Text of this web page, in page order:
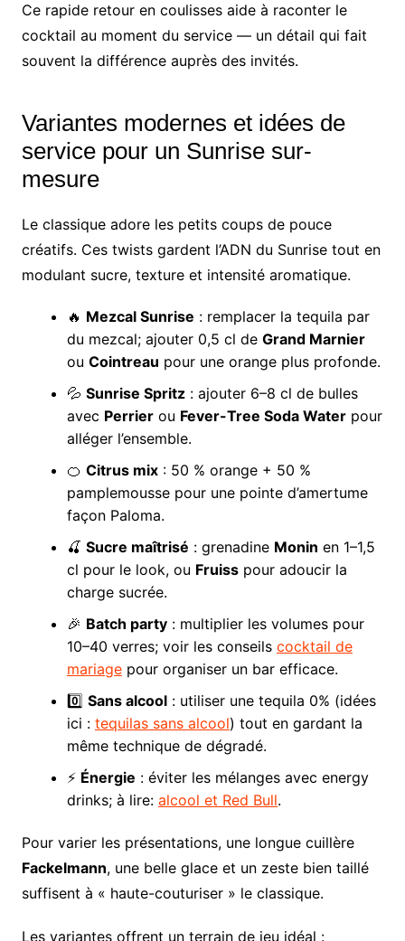
Ce rapide retour en coulisses aide à raconter le
cocktail au moment du service — un détail qui fait
souvent la différence auprès des invités.
Variantes modernes et idées de
service pour un Sunrise sur-
mesure
Le classique adore les petits coups de pouce
créatifs. Ces twists gardent l’ADN du Sunrise tout en
modulant sucre, texture et intensité aromatique.
🔥 Mezcal Sunrise : remplacer la tequila par
du mezcal; ajouter 0,5 cl de Grand Marnier
ou Cointreau pour une orange plus profonde.
💦 Sunrise Spritz: ajouter 6–8 cl de bulles
avec Perrierou Fever-Tree Soda Waterpour
alléger l’ensemble.
🍊 Citrus mix: 50 % orange + 50 %
pamplemousse pour une pointe d’amertume
façon Paloma.
🍒 Sucre maîtrisé : grenadine Monin en 1–1,5
cl pour le look, ou Fruisspour adoucir la
charge sucrée.
🎉 Batch party: multiplier les volumes pour
10–40 verres; voir les conseils cocktail de
mariagepour organiser un bar efficace.
0️⃣ Sans alcool: utiliser une tequila 0% (idées
ici : tequilas sans alcool) tout en gardant la
même technique de dégradé.
⚡ Énergie : éviter les mélanges avec energy
drinks; à lire: alcool et Red Bull.
Pour varier les présentations, une longue cuillère
Fackelmann, une belle glace et un zeste bien taillé
suffisent à « haute-couturiser » le classique.
Les variantes offrent un terrain de jeu idéal :